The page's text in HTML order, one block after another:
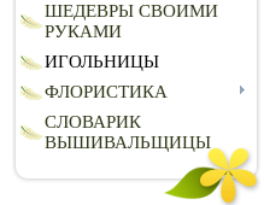
ШЕДЕВРЫ СВОИМИ
РУКАМИ
ИГОЛЬНИЦЫ
ФЛОРИСТИКА
СЛОВАРИК
ВЫШИВАЛЬЩИЦЫ